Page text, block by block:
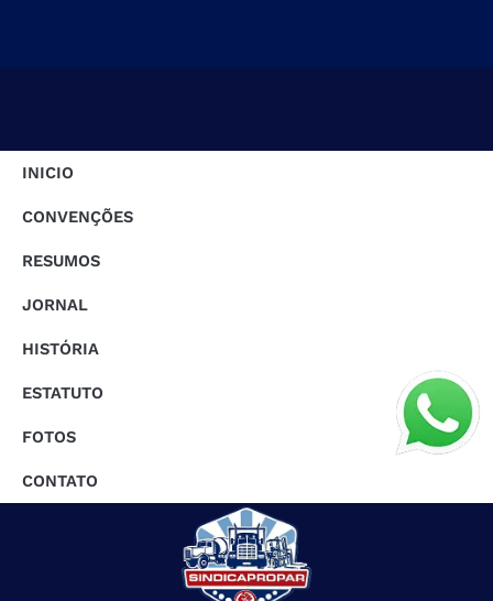
INICIO
CONVENÇÕES
RESUMOS
JORNAL
HISTÓRIA
ESTATUTO
FOTOS
CONTATO